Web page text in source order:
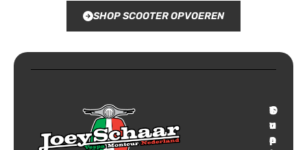
SHOP SCOOTER OPVOEREN
T
r
a
O
v
e
S
u
p
C
o
n